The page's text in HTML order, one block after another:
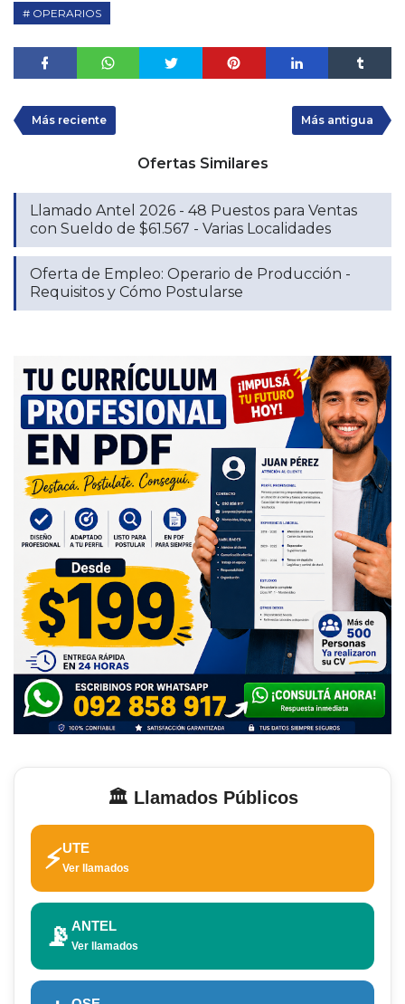
OPERARIOS
Más reciente Más antigua
Ofertas Similares
Llamado Antel 2026 - 48 Puestos para Ventas
con Sueldo de $61.567 - Varias Localidades
Oferta de Empleo: Operario de Producción -
Requisitos y Cómo Postularse
🏛️ Llamados Públicos
⚡UTE
Ver llamados
📡 ANTEL
Ver llamados